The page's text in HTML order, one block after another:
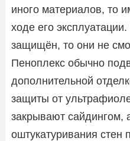
иного материалов, то
ходе его
защищён, то они не
Пеноплекс обычно
дополнительной
защиты от
закрывают сайдингом,
оштукатуривания стен